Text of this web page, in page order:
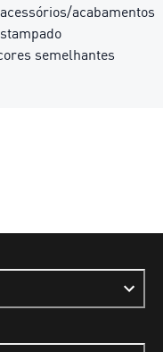
acabamentos
semelhantes